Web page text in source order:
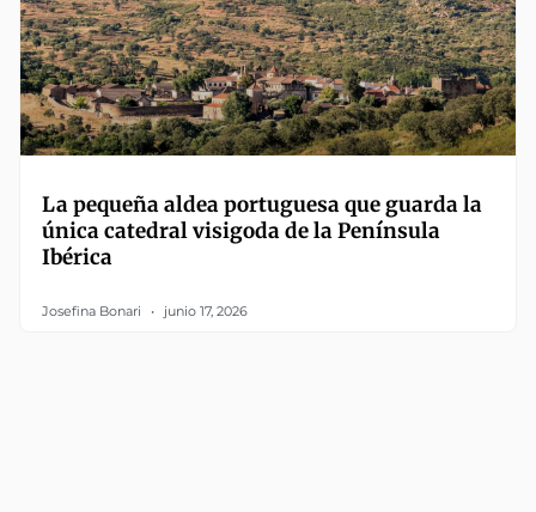
La pequeña aldea portuguesa que guarda la
única catedral visigoda de la Península
Ibérica
Josefina Bonari junio 17, 2026